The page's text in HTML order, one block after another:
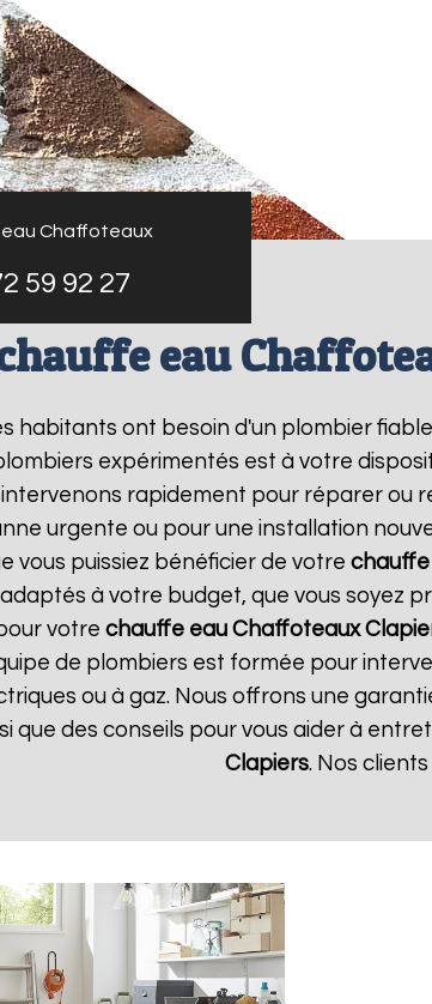
Chaffoteaux
59 92 27
eau
habitants ont besoin d'un plombier
expérimentés est à votre
intervenons rapidement pour réparer ou
urgente ou pour une installation
vous puissiez bénéficier de votre
à votre budget, que vous soyez
votre chauffe eau Chaffoteaux
de plombiers est formée pour
ou à gaz. Nous offrons une
que des conseils pour vous aider à
Clapiers. Nos clients